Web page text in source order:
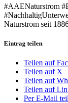
#AAENaturstrom
Naturstrom seit
Eintrag teilen
Teilen auf
Teilen auf X
Teilen auf
Teilen auf
Per E-Mail